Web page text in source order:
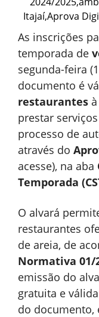
As inscrições
temporada de
segunda-feira
documento é
restaurantes
prestar
processo de
através do
acesse), na aba
Temporada
O alvará
restaurantes
de areia, de
Normativa 01/
emissão do
gratuita e
do documento,